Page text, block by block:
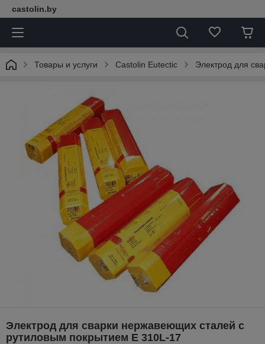
castolin.by
Товары и услуги Castolin Eutectic Электрод для
Электрод для сварки нержавеющих сталей с
рутиловым покрытием E 310L-17